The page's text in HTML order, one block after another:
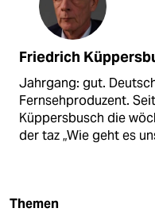
Friedrich
Jahrgang: gut.
Fernsehproduzent.
Küppersbusch die
der taz „Wie geht es
Themen